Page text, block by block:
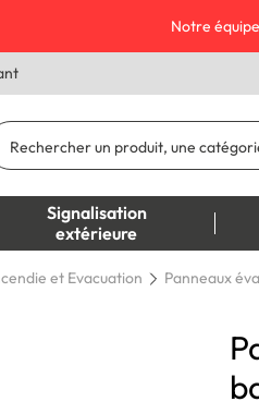
Notre
Signalisation
extérieure
et Evacuation Panneaux